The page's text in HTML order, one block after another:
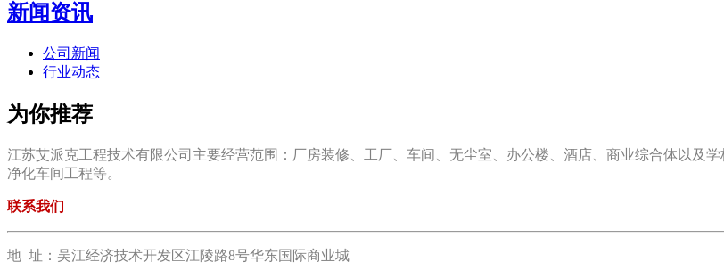
新闻资讯
公司新闻
行业动态
为你推荐
江苏艾派克工程技术有限公司主要经营范围：厂房装修、工厂、车间、无尘室、办公楼、酒店、商业综合体以及
净化车间工程等。
联系我们
地 址：吴江经济技术开发区江陵路8号华东国际商业城